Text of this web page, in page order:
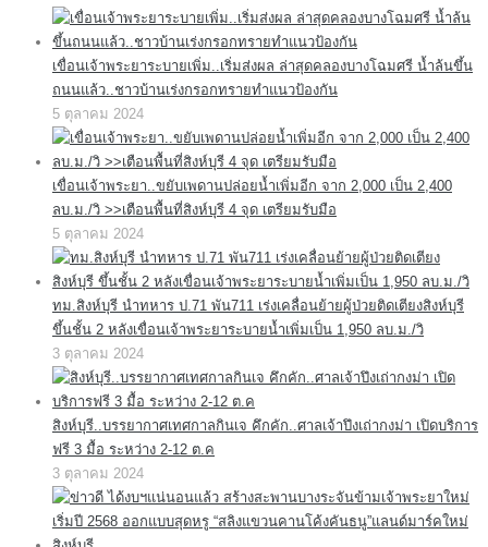
เขื่อนเจ้าพระยาระบายเพิ่ม..เริ่มส่งผล ล่าสุดคลองบางโฉมศรี น้ำล้นขึ้น
ถนนแล้ว..ชาวบ้านเร่งกรอกทรายทำแนวป้องกัน
5 ตุลาคม 2024
เขื่อนเจ้าพระยา..ขยับเพดานปล่อยน้ำเพิ่มอีก จาก 2,000 เป็น 2,400
ลบ.ม./วิ >>เตือนพื้นที่สิงห์บุรี 4 จุด เตรียมรับมือ
5 ตุลาคม 2024
ทม.สิงห์บุรี นำทหาร ป.71 พัน711 เร่งเคลื่อนย้ายผู้ป่วยติดเตียงสิงห์บุรี
ขึ้นชั้น 2 หลังเขื่อนเจ้าพระยาระบายน้ำเพิ่มเป็น 1,950 ลบ.ม./วิ
3 ตุลาคม 2024
สิงห์บุรี..บรรยากาศเทศกาลกินเจ คึกคัก..ศาลเจ้าปึงเถ่ากงม่า เปิดบริการ
ฟรี 3 มื้อ ระหว่าง 2-12 ต.ค
3 ตุลาคม 2024